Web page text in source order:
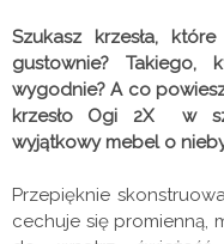
Szukasz krzesła,
gustownie?
wygodnie? A co
krzesło Ogi 2X w
wyjątkowy mebel o
Przepięknie
cechuje się promienną,